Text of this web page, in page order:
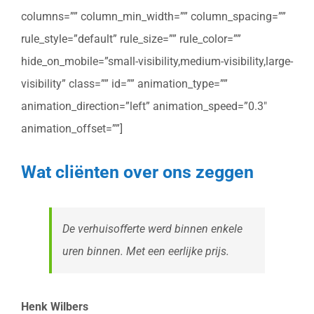
columns=”” column_min_width=”” column_spacing=””
rule_style=”default” rule_size=”” rule_color=””
hide_on_mobile=”small-visibility,medium-visibility,large-
visibility” class=”” id=”” animation_type=””
animation_direction=”left” animation_speed=”0.3″
animation_offset=””]
Wat cliënten over ons zeggen
De verhuisofferte werd binnen enkele
uren binnen. Met een eerlijke prijs.
Henk Wilbers